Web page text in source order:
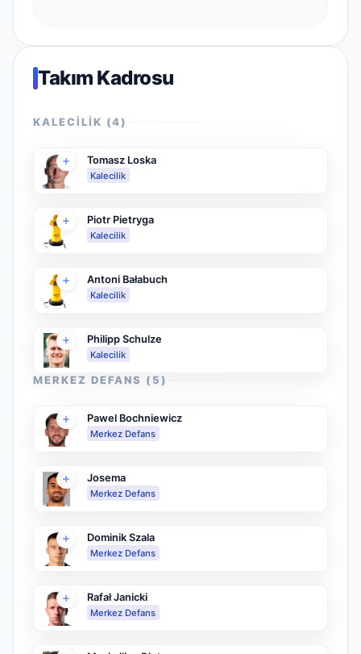
Takım Kadrosu
KALECILIK (4)
Tomasz Loska
Kalecilik
Piotr Pietryga
Kalecilik
Antoni Bałabuch
Kalecilik
Philipp Schulze
Kalecilik
MERKEZ DEFANS ( 5)
Pawel Bochniewicz
Merkez Defans
Josema
Merkez Defans
Dominik Szala
Merkez Defans
Rafał Janicki
Merkez Defans